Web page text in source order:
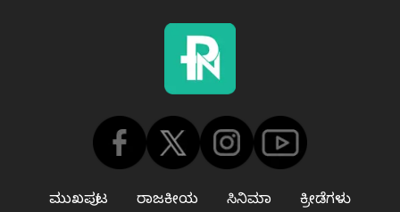
ಮುಖಪುಟ ರಾಜಕೀಯ ಸಿನಿಮಾ
ಕ್ರೀಡೆಗಳು